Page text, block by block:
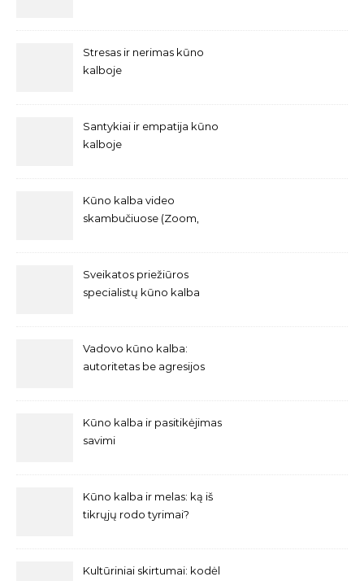
Stresas ir nerimas kūno
kalboje
Santykiai ir empatija kūno
kalboje
Kūno kalba video
skambučiuose (Zoom,
Sveikatos priežiūros
specialistų kūno kalba
Vadovo kūno kalba:
autoritetas be agresijos
Kūno kalba ir pasitikėjimas
savimi
Kūno kalba ir melas: ką iš
tikrųjų rodo tyrimai?
Kultūriniai skirtumai: kodėl